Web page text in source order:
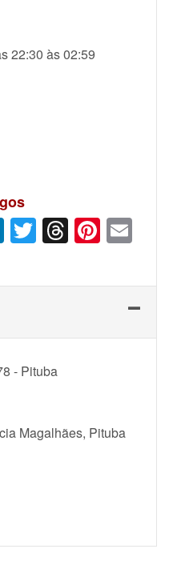
22:30 às 02:59
LinkedIn
Twitter
Threads
Magalhães, Pituba